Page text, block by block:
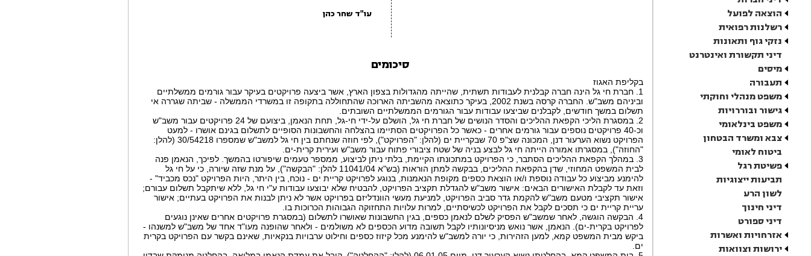
הוצאה לפועל
רשלנות רפואית
נזקי גוף ותאונות
דיני תקשורת ואינטרנט
מיסים
תעבורה
משפט מנהלי וחוקתי
גישור ובוררויות
משפט בינלאומי
צבא ומשרד הבטחון
ביטוח לאומי
פשיטת רגל
תביעות ייצוגיות
לשון הרע
דיני חינוך
דיני ספורט
אזרחויות ואשרות
ירושות וצוואות
עו"ד שחר כהן
סיכומים
בקליפת האגוז
1. חברת חי גל הינה חברה קבלנית לעבודות תשתית, שהייתה מהגדולות בצפון הארץ, אשר ביצעה פרויקטים בעיקר עבור גורמים ממשלתיים
וביניהם משב"ש. החברה קרסה בשנת 2002, בעיקר כתוצאה מהשביתה הארוכה שהתחוללה בתקופה זו במשרדי הממשלה - שביתה שגררה אי
תשלום במשך חודשים, לקבלנים שביצעו עבודות עבור הגורמים הממשלתיים השובתים.
2. במסגרת הליכי הקפאת ההליכים והסדר הנושים של חברת חי גל, הושלם על-ידי חי-גל, תחת הנאמן, ביצועם של 24 פרויקטים עבור משב"ש
וכ-40 פרויקטים נוספים עבור גורמים אחרים - כאשר כל הפרויקטים הסתיימו בהצלחה והחשבונות הסופיים לתשלום בגינם אושרו - למעט
הפרויקט נשוא הערעור דנן, המכונה שצ"פ 70 שבקריית ים (להלן: "הפרויקט"), לפי חוזה שנחתם בין חי גל למשב"ש שמספרו 30/54218 (להלן:
"החוזה"), במסגרתו אמורה הייתה חי גל לבצע בניה של שטח ציבורי פתוח עבור משב"ש ועירית קרית-ים.
3. במהלך הקפאת ההליכים הסתבר, כי הפרויקט במתכונתו הקיימת, בלתי ניתן לביצוע, ממספר טעמים שיפורטו בהמשך. לפיכך, הנאמן פנה
לבית המשפט המחוזי, שדן בהקפאת ההליכים, בבקשה למתן הוראות (בש"א 11041/04 להלן: "הבקשה"), על מנת שזה שיורה, כי על חי גל
להימנע מביצוע כל עבודה נוספת ו/או הוצאת כספים מקופת הנאמנות, בנוגע לפרויקט קריית ים - נוכח, בין היתר, היות הפרויקט "נכס מכביד" -
וזאת עד לקבלת האישורים הבאים: אישור משב"ש להגדלת תקציב הפרויקט, להבטיח שלא יבוצעו עבודות ע"י חי גל, ללא שיתקבל תשלום עבורם;
אישור תקציבי מטעם משב"ש להקמת גדר סביב הפרויקט, למניעת מעשי הוונדליזם בפרויקט אשר לא ניתן לבנות את הפרויקט בעתיים; אישור
עריית קריית ים כי תסכים לקבל את הפרויקט לכשיסתיים, למרות עלויות התחזוקה הגבוהות הכרוכות בו.
4. הבקשה הוגשה, לאחר שמשב"ש הפסיק לשלם לנאמן כספים, בגין החשבונות שאושרו לתשלום (במסגרת פרויקטים אחרים שאינן נוגעים
לפרויקט בקרית-ים). הנאמן, אשר נואש מניסיונותיו לקבל תשובה מדוע הכספים לא משולמים - ולאחר שהופנה מעו"ד אחד של משב"ש למשנהו -
ביקש מבית המשפט קמא, למען הזהירות, כי יורה למשב"ש להימנע מכל קיזוז כספים וחילוט ערבויות בנקאיות, שאינם בקשר עם הפרויקט בקרית
ים.